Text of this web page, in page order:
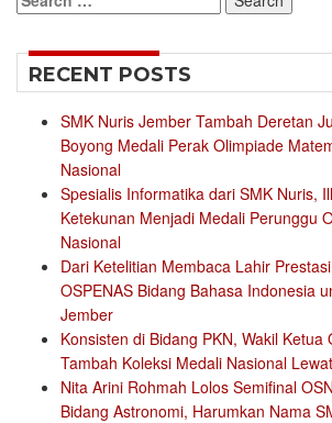
for:
RECENT POSTS
SMK Nuris Jember Tambah Deretan
Boyong Medali Perak Olimpiade
Nasional
Spesialis Informatika dari SMK Nuris,
Ketekunan Menjadi Medali Perunggu
Nasional
Dari Ketelitian Membaca Lahir
OSPENAS Bidang Bahasa Indonesia
Jember
Konsisten di Bidang PKN, Wakil Ketua
Tambah Koleksi Medali Nasional
Nita Arini Rohmah Lolos Semifinal
Bidang Astronomi, Harumkan Nama